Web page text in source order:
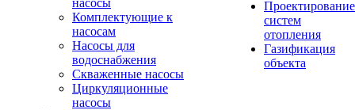
насосы
Комплектующие к
насосам
Насосы для
водоснабжения
Скваженные насосы
Циркуляционные
насосы
Проектирование
систем
отопления
Газификация
объекта